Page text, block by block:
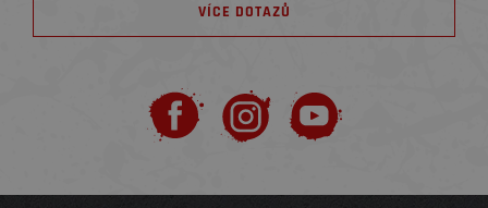
VÍCE DOTAZŮ